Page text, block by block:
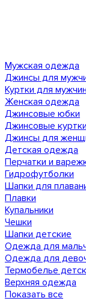
Мужская одежда
Джинсы для
Куртки для мужчин
Женская одежда
Джинсовые юбки
Джинсовые
Джинсы для
Детская одежда
Перчатки и
Гидрофутболки
Шапки для
Плавки
Купальники
Чешки
Шапки детские
Одежда для
Одежда для
Термобелье
Верхняя одежда
Показать все